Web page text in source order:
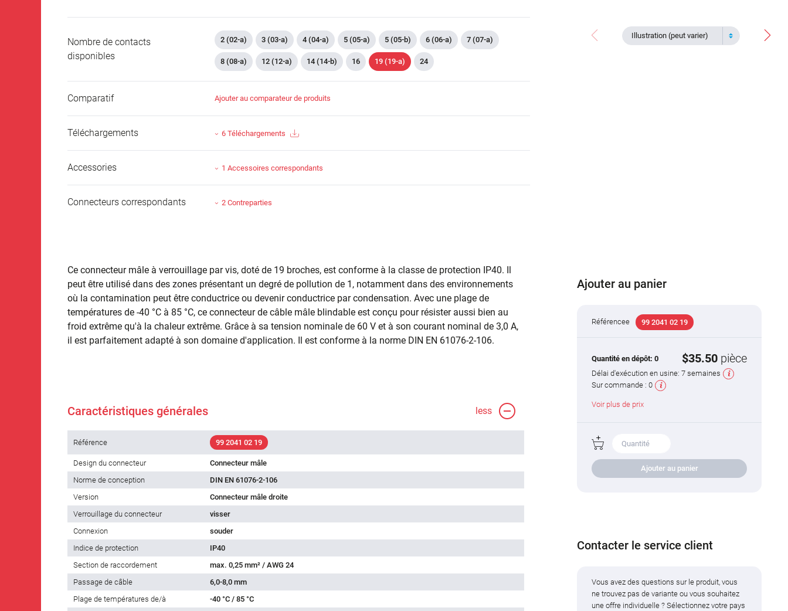
Illustration (peut varier)
Nombre de contacts
disponibles
2 (02-a) 3 (03-a) 4 (04-a) 5 (05-a) 5 (05-b) 6 (06-a) 7 (07-a)
8 (08-a) 12 (12-a) 14 (14-b) 16 19 (19-a) 24
Comparatif Ajouter au comparateur de produits
Téléchargements 6 Téléchargements
Accessories 1 Accessoires correspondants
Connecteurs correspondants 2 Contreparties
Ce connecteur mâle à verrouillage par vis, doté de 19 broches, est conforme à la classe de protection IP40. Il
peut être utilisé dans des zones présentant un degré de pollution de 1, notamment dans des environnements
où la contamination peut être conductrice ou devenir conductrice par condensation. Avec une plage de
températures de -40 °C à 85 °C, ce connecteur de câble mâle blindable est conçu pour résister aussi bien au
froid extrême qu'à la chaleur extrême. Grâce à sa tension nominale de 60 V et à son courant nominal de 3,0 A,
il est parfaitement adapté à son domaine d'application. Il est conforme à la norme DIN EN 61076-2-106.
Caractéristiques générales less
Référence 99 2041 02 19
Design du connecteur
Connecteur mâle
Norme de conception
DIN EN 61076-2-106
Version
Connecteur mâle droite
Verrouillage du connecteur
visser
Connexion
souder
Indice de protection
IP40
Section de raccordement
max. 0,25 mm² / AWG 24
Passage de câble
6,0-8,0 mm
Plage de températures de/à
-40 °C / 85 °C
Ajouter au panier
Référencee 99 2041 02 19
Quantité en dépôt:0 $35.50pièce
Délai d'exécution en usine:7 semaines
Sur commande :0
Voir plus de prix
Ajouter au panier
Contacter le service client
Vous avez des questions sur le produit, vous
ne trouvez pas de variante ou vous souhaitez
une offre individuelle ? Sélectionnez votre pays